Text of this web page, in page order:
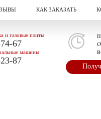
и газовые плиты
67
машины
87
КАК ЗАКАЗАТЬ